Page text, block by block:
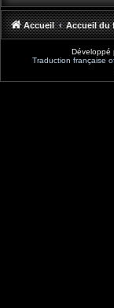
Accueil Accueil du
Développé
Traduction française